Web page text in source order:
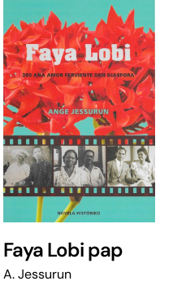
Faya Lobi pap
A. Jessurun